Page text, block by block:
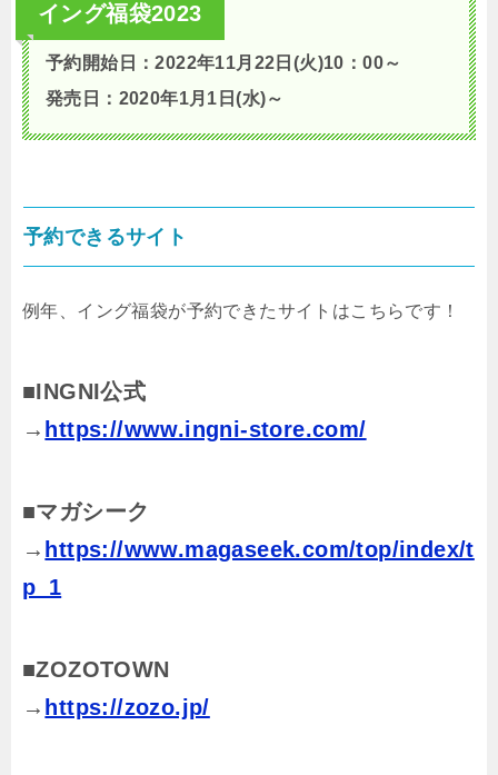
イング福袋2023
予約開始日：2022年11月22日(火)10：00～
発売日：2020年1月1日(水)～
予約できるサイト
例年、イング福袋が予約できたサイトはこちらです！
■INGNI公式
→ https://www.ingni-store.com/
■マガシーク
→ https://www.magaseek.com/top/index/t
p_1
■ZOZOTOWN
→ https://zozo.jp/